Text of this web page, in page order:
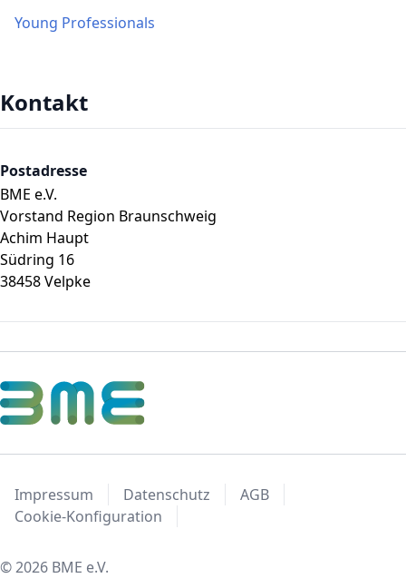
Young Professionals
Kontakt
Postadresse
BME e.V.
Vorstand Region Braunschweig
Achim Haupt
Südring 16
38458 Velpke
Impressum Datenschutz
AGB
Cookie-Konfiguration
© 2026 BME e.V.